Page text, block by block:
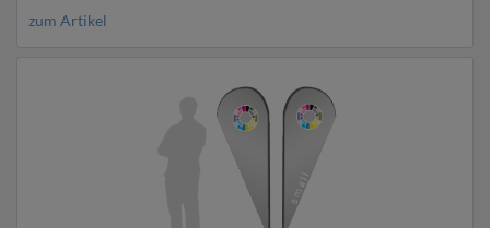
zum Artikel